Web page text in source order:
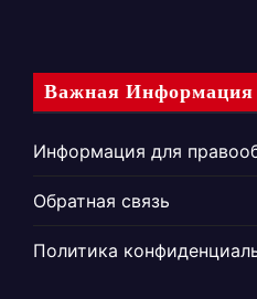
Важная Информация
Информация для
Обратная связь
Политика